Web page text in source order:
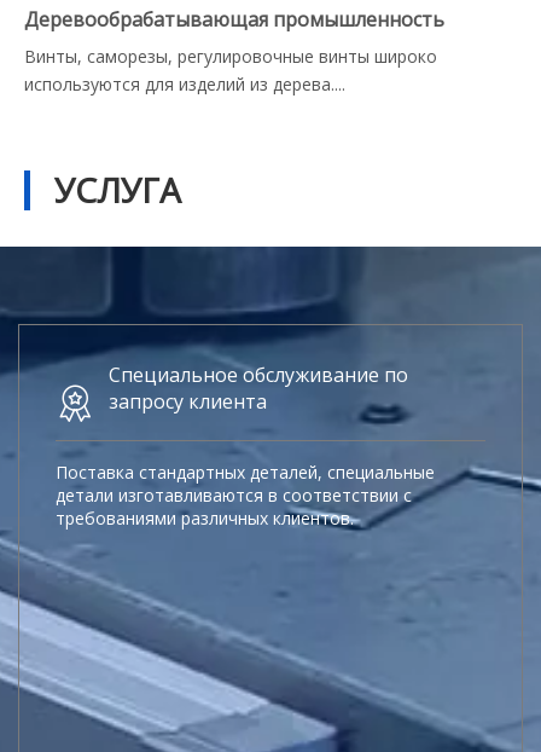
Деревообрабатывающая промышленность
Винты, саморезы, регулировочные винты широко
используются для изделий из дерева....
УСЛУГА
Специальное обслуживание по
запросу клиента
Поставка стандартных деталей, специальные
детали изготавливаются в соответствии с
требованиями различных клиентов.